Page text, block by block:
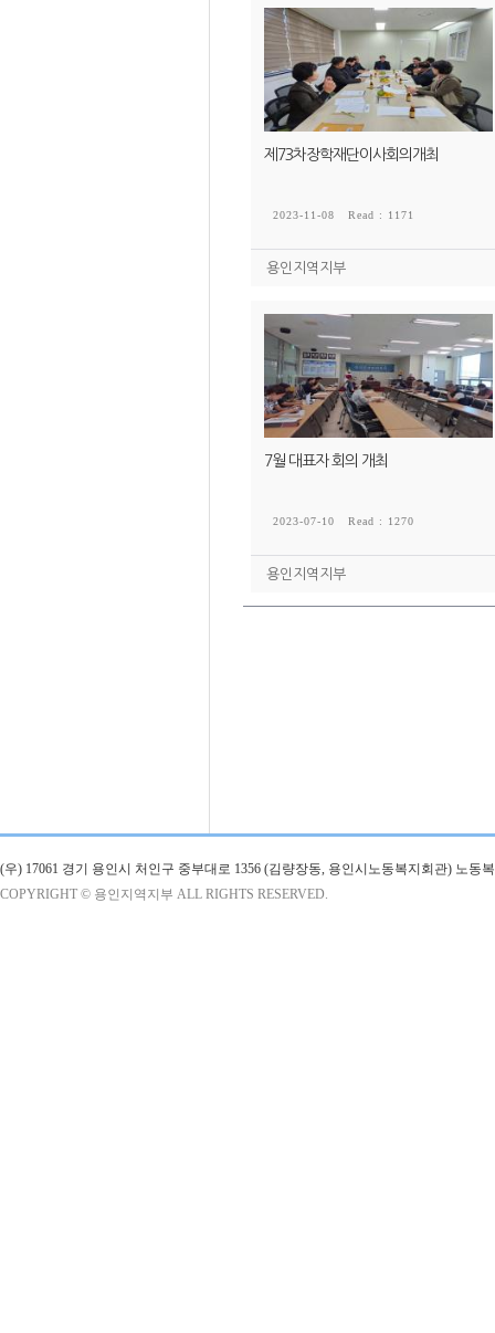
제73차장학재단이사회의개최
2023-11-08 Read : 1171
용인지역지부
7월 대표자 회의 개최
2023-07-10 Read : 1270
용인지역지부
(우) 17061 경기 용인시 처인구 중부대로 1356 (김량장동, 용인시노동복지회관) 노동
COPYRIGHT © 용인지역지부 ALL RIGHTS RESERVED.